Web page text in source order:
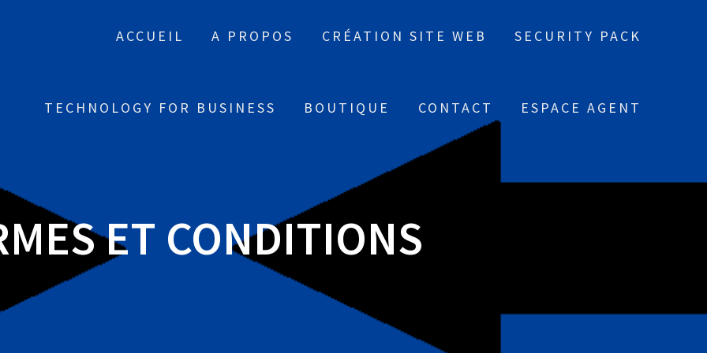
ACCUEIL A PROPOS CRÉATION SITE WEB SECURITY PACK
TECHNOLOGY FOR BUSINESS BOUTIQUE CONTACT ESPACE AGENT
ET CONDITIONS